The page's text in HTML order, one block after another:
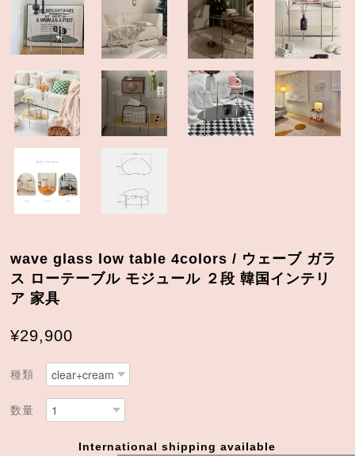
wave glass low table 4colors / ウェーブ ガラ
ス ローテーブル モジュール ２段 韓国インテリ
ア 家具
¥29,900
種類
数量
International shipping available